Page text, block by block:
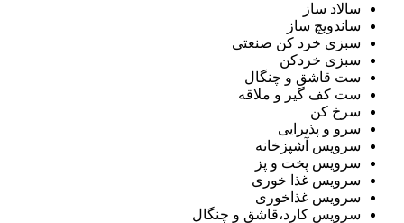
سالاد ساز
ساندویچ ساز
سبزی خرد کن صنعتی
سبزی خردکن
ست قاشق و چنگال
ست کف گیر و ملاقه
سرخ کن
سرو و پذیرایی
سرویس آشپزخانه
سرویس پخت و پز
سرویس غذا خوری
سرویس غذاخوری
سرویس کارد،قاشق و چنگال